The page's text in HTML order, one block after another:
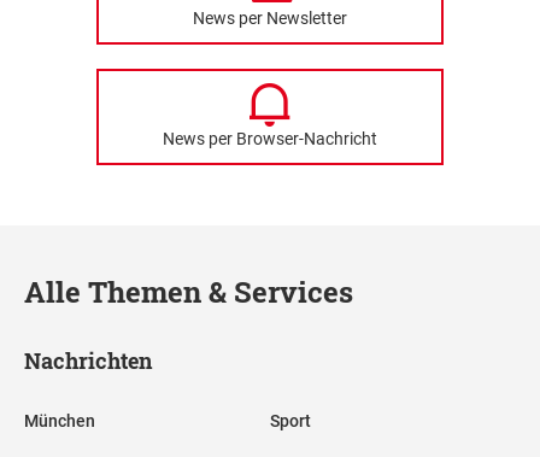
News per Newsletter
News per Browser-Nachricht
Alle Themen & Services
Nachrichten
München Sport